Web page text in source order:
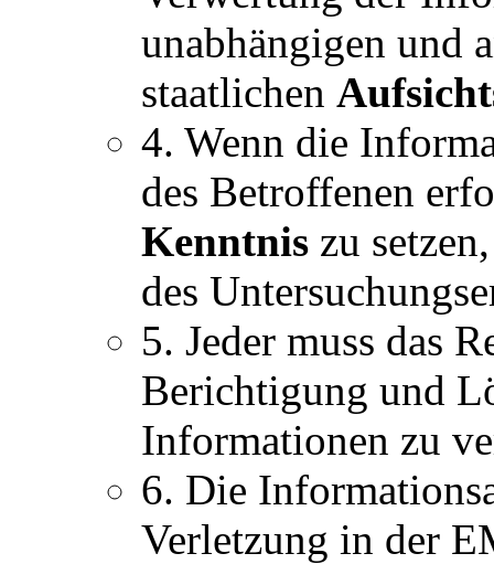
unabhängigen und
staatlichen
4. Wenn die
des Betroffenen
Kenntnis zu
des
5. Jeder muss das
Berichtigung und
Informationen zu
6. Die
Verletzung in der